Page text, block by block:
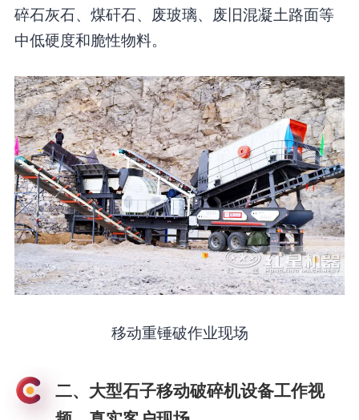
碎石灰石、煤矸石、废玻璃、废旧混凝土路面等
中低硬度和脆性物料。
移动重锤破作业现场
二、大型石子移动破碎机设备工作视